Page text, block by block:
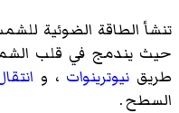
تنشأ الطاقة الضوئية
حيث يندمج في قلب
طريق نيوترينوات ، و
السطح .